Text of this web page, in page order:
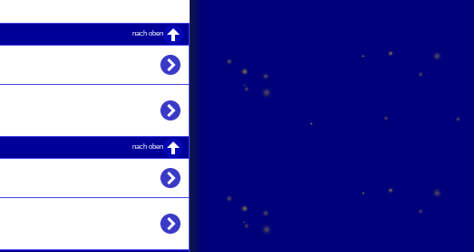
nach oben
nach oben